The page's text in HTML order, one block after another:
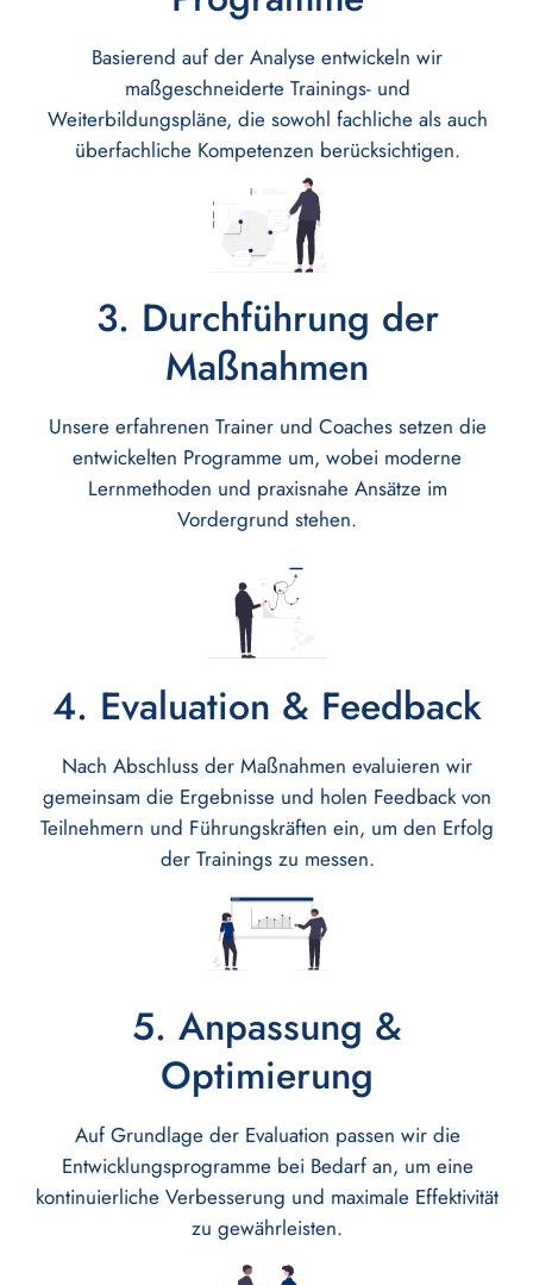
Basierend auf der Analyse entwickeln wir
maßgeschneiderte Trainings- und
Weiterbildungspläne, die sowohl fachliche als auch
überfachliche Kompetenzen berücksichtigen.
3. Durchführung der
Maßnahmen
Unsere erfahrenen Trainer und Coaches setzen die
entwickelten Programme um, wobei moderne
Lernmethoden und praxisnahe Ansätze im
Vordergrund stehen.
4. Evaluation & Feedback
Nach Abschluss der Maßnahmen evaluieren wir
gemeinsam die Ergebnisse und holen Feedback von
Teilnehmern und Führungskräften ein, um den Erfolg
der Trainings zu messen.
5. Anpassung &
Optimierung
Auf Grundlage der Evaluation passen wir die
Entwicklungsprogramme bei Bedarf an, um eine
kontinuierliche Verbesserung und maximale Effektivität
zu gewährleisten.